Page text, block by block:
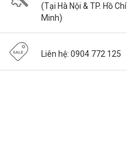
(Tại Hà Nội & TP. Hồ Chí
Minh)
Liên hệ: 0904 772 125